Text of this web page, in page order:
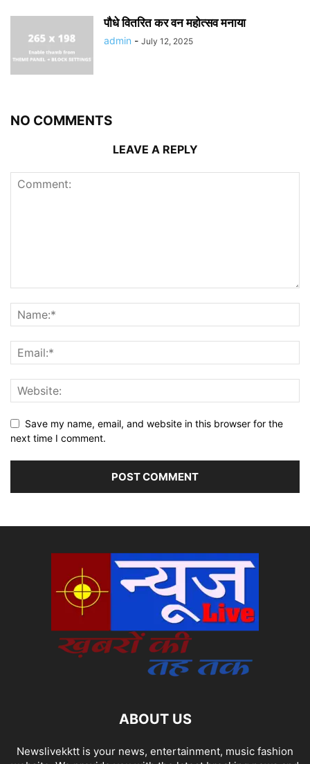
पौधे वितरित कर वन महोत्सव मनाया
admin - July 12, 2025
NO COMMENTS
LEAVE A REPLY
Save my name, email, and website in this browser for the
next time I comment.
ABOUT US
Newslivekktt is your news, entertainment, music fashion